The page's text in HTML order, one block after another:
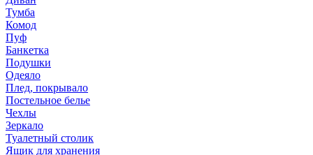
Тумба
Комод
Пуф
Банкетка
Подушки
Одеяло
Плед, покрывало
Постельное белье
Чехлы
Зеркало
Туалетный столик
Ящик для хранения